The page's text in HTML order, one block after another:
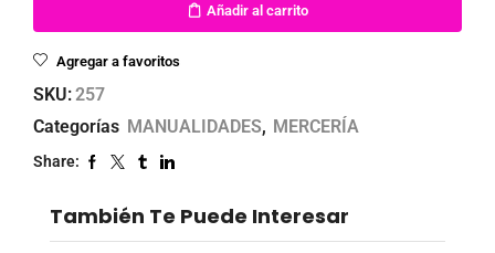
Añadir al carrito
Agregar a favoritos
SKU:257
Categorías MANUALIDADES, MERCERÍA
Share:
También Te Puede Interesar